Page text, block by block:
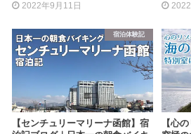
2022年9月11日
宿泊体験記
【センチュリーマリーナ函館】宿
【心